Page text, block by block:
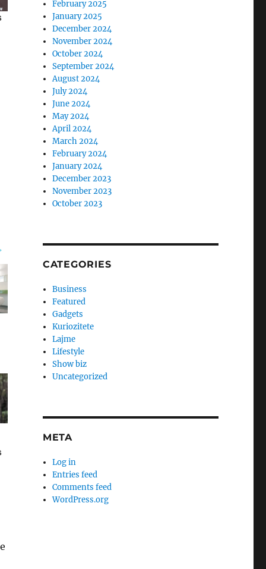
February 2025
January 2025
December 2024
November 2024
October 2024
September 2024
August 2024
July 2024
June 2024
May 2024
April 2024
March 2024
February 2024
January 2024
December 2023
November 2023
October 2023
CATEGORIES
Business
Featured
Gadgets
Kuriozitete
Lajme
Lifestyle
Show biz
Uncategorized
META
Log in
Entries feed
Comments feed
WordPress.org